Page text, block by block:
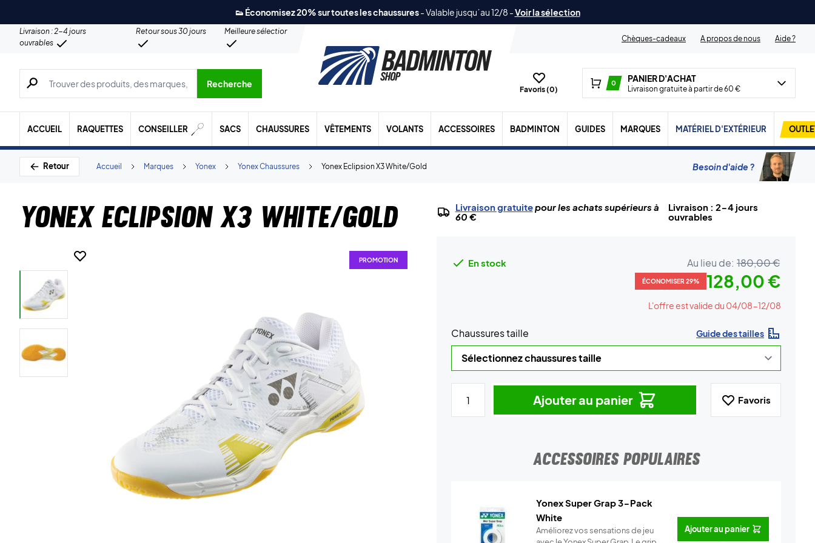
👟 Économisez 20% sur toutes les chaussures-Valable jusqu´au 12/8 -Voir la sélection
Livraison : 2-4 jours
ouvrables
Retour sous 30 jours
Meilleure sélection
Chèques-cadeaux
A propos de nous Aide ?
Recherche de produits, de marques, etc.
Recherche
Favoris (0)
0 PANIER D'ACHAT
Livraison gratuite à partir de 60 €
ACCUEIL RAQUETTES CONSEILLER SACS CHAUSSURES VÊTEMENTS VOLANTS ACCESSOIRES BADMINTON GUIDES MARQUES MATÉRIEL D'EXTÉRIEUR
Retour Yonex Eclipsion X3 White/Gold
Yonex Chaussures
Yonex
Marques
Accueil Besoin d'aide ?
Yonex Eclipsion X3 White/Gold
PROMOTION
Livraison gratuitepour les achats supérieurs à
60 €
Livraison : 2-4 jours
ouvrables
En stock Au lieu de: 180,00 €
ÉCONOMISER 29% 128,00 €
L'offre est valide du 04/08-12/08
Chaussures taille Guide des tailles
Ajouter au panier Favoris
ACCESSOIRES POPULAIRES
Yonex Super Grap 3-Pack
White
Améliorez vos sensations de jeu
Ajouter au panier